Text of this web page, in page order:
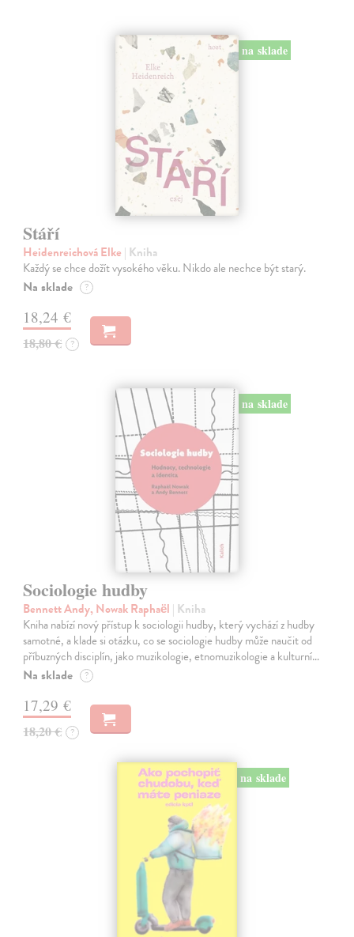
na sklade
Stáří
Heidenreichová Elke | Kniha
Každý se chce dožít vysokého věku. Nikdo ale nechce být starý.
Na sklade ?
18,24 €
18,80 € ?
na sklade
Sociologie hudby
Bennett Andy, Nowak Raphaël | Kniha
Kniha nabízí nový přístup k sociologii hudby, který vychází z hudby
samotné, a klade si otázku, co se sociologie hudby může naučit od
příbuzných disciplín, jako muzikologie, etnomuzikologie a kulturní…
Na sklade ?
17,29 €
18,20 € ?
na sklade